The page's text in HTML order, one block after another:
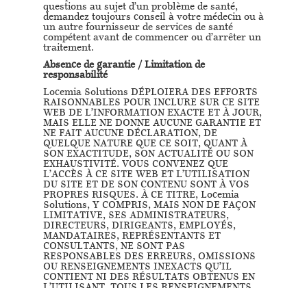
questions au sujet d’un problème de santé,
demandez toujours conseil à votre médecin ou à
un autre fournisseur de services de santé
compétent avant de commencer ou d’arrêter un
traitement.
Absence de garantie / Limitation de
responsabilité
Locemia Solutions DÉPLOIERA DES EFFORTS
RAISONNABLES POUR INCLURE SUR CE SITE
WEB DE L’INFORMATION EXACTE ET À JOUR,
MAIS ELLE NE DONNE AUCUNE GARANTIE ET
NE FAIT AUCUNE DÉCLARATION, DE
QUELQUE NATURE QUE CE SOIT, QUANT À
SON EXACTITUDE, SON ACTUALITÉ OU SON
EXHAUSTIVITÉ. VOUS CONVENEZ QUE
L’ACCÈS À CE SITE WEB ET L’UTILISATION
DU SITE ET DE SON CONTENU SONT À VOS
PROPRES RISQUES. À CE TITRE, Locemia
Solutions, Y COMPRIS, MAIS NON DE FAÇON
LIMITATIVE, SES ADMINISTRATEURS,
DIRECTEURS, DIRIGEANTS, EMPLOYÉS,
MANDATAIRES, REPRÉSENTANTS ET
CONSULTANTS, NE SONT PAS
RESPONSABLES DES ERREURS, OMISSIONS
OU RENSEIGNEMENTS INEXACTS QU’IL
CONTIENT NI DES RÉSULTATS OBTENUS EN